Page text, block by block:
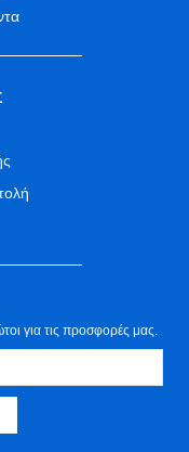
για τις προσφορές μας.